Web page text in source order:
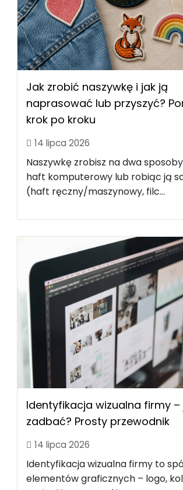
Jak zrobić naszywkę i jak ją
naprasować lub przyszyć?
krok po kroku
14 lipca 2026
Naszywkę zrobisz na dwa
haft komputerowy lub robiąc ją
(haft ręczny/maszynowy, filc...
Identyfikacja wizualna firmy –
zadbać? Prosty przewodnik
14 lipca 2026
Identyfikacja wizualna firmy to
elementów graficznych – logo,